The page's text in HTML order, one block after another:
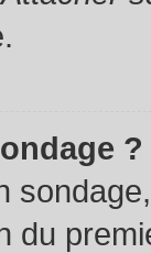
?
du